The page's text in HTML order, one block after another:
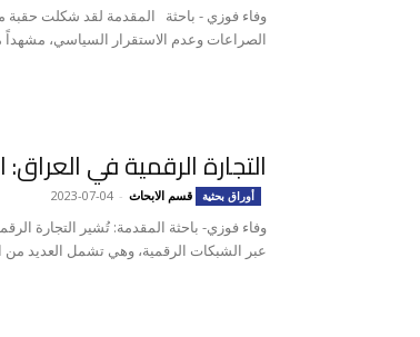
وفاء فوزي - باحثة المقدمة لقد شكلت حقبة
الصراعات وعدم الاستقرار السياسي،
التجارة الرقمية في
أوراق بحثية قسم الابحاث -
2023-07-04
وفاء فوزي- باحثة المقدمة: تُشير التجارة
عبر الشبكات الرقمية، وهي تشمل العديد من